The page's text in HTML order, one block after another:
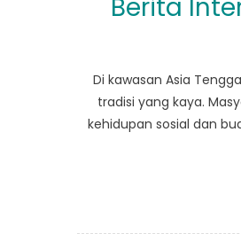
Berita
Di kawasan Asia
tradisi yang kaya.
kehidupan sosial dan